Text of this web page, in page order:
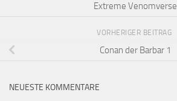
Extreme Venomverse
VORHERIGER BEITRAG
Conan der Barbar 1
NEUESTE KOMMENTARE